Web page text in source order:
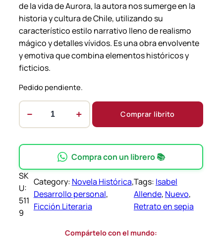
de la vida de Aurora, la autora nos sumerge en la
historia y cultura de Chile, utilizando su
característico estilo narrativo lleno de realismo
mágico y detalles vívidos. Es una obra envolvente
y emotiva que combina elementos históricos y
ficticios.
Pedido pendiente.
e
t
a
t
o
e
n
− + Comprar librito
Compra con un librero 📚
SK
U:
511
9
Category: Novela Histórica ,
Desarrollo personal
Ficción Literaria
Tags: Isabel
Allende, Nuevo
Retrato en sepia
Compártelo con el mundo: